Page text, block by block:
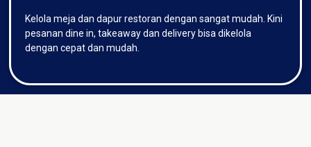
Kelola meja dan dapur restoran dengan sangat mudah. Kini
pesanan dine in, takeaway dan delivery bisa dikelola
dengan cepat dan mudah.